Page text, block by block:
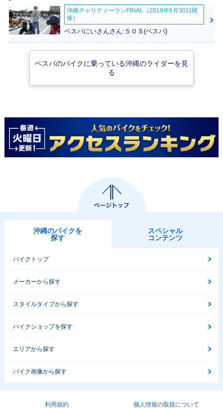
2017年 Primavera
150 Arcobaleno・
特別・限定仕様
沖縄チャリティーランFINAL（2019年6月30日開
催）
ベスパにいさんさん:５０Ｓ(ベスパ)
ベスパのバイクに乗っている沖縄のライダーを見
る
沖縄のバイクを
探す
スペシャル
コンテンツ
バイクトップ
メーカーから探す
スタイルタイプから探す
バイクショップを探す
エリアから探す
バイク画像から探す
利用規約 個人情報の取扱について